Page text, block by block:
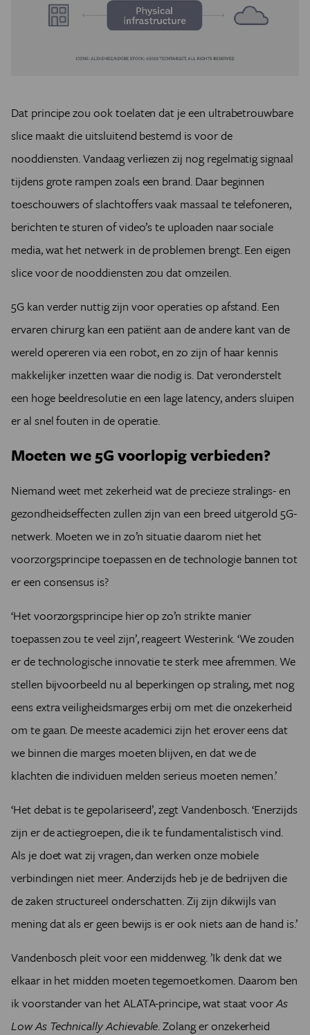
Dat principe zou ook toelaten dat je een ultrabetrouwbare
slice maakt die uitsluitend bestemd is voor de
nooddiensten. Vandaag verliezen zij nog regelmatig signaal
tijdens grote rampen zoals een brand. Daar beginnen
toeschouwers of slachtoffers vaak massaal te telefoneren,
berichten te sturen of video’s te uploaden naar sociale
media, wat het netwerk in de problemen brengt. Een eigen
slice voor de nooddiensten zou dat omzeilen.
5G kan verder nuttig zijn voor operaties op afstand. Een
ervaren chirurg kan een patiënt aan de andere kant van de
wereld opereren via een robot, en zo zijn of haar kennis
makkelijker inzetten waar die nodig is. Dat veronderstelt
een hoge beeldresolutie en een lage latency, anders sluipen
er al snel fouten in de operatie.
Moeten we 5G voorlopig verbieden?
Niemand weet met zekerheid wat de precieze stralings- en
gezondheidseffecten zullen zijn van een breed uitgerold 5G-
netwerk. Moeten we in zo’n situatie daarom niet het
voorzorgsprincipe toepassen en de technologie bannen tot
er een consensus is?
‘Het voorzorgsprincipe hier op zo’n strikte manier
toepassen zou te veel zijn’, reageert Westerink. ‘We zouden
er de technologische innovatie te sterk mee afremmen. We
stellen bijvoorbeeld nu al beperkingen op straling, met nog
eens extra veiligheidsmarges erbij om met die onzekerheid
om te gaan. De meeste academici zijn het erover eens dat
we binnen die marges moeten blijven, en dat we de
klachten die individuen melden serieus moeten nemen.’
‘Het debat is te gepolariseerd’, zegt Vandenbosch. ‘Enerzijds
zijn er de actiegroepen, die ik te fundamentalistisch vind.
Als je doet wat zij vragen, dan werken onze mobiele
verbindingen niet meer. Anderzijds heb je de bedrijven die
de zaken structureel onderschatten. Zij zijn dikwijls van
mening dat als er geen bewijs is er ook niets aan de hand is.’
Vandenbosch pleit voor een middenweg. ’Ik denk dat we
elkaar in het midden moeten tegemoetkomen. Daarom ben
ik voorstander van het ALATA-principe, wat staat voorAs
Low As Technically Achievable. Zolang er onzekerheid